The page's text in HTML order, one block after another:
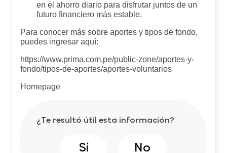
en el ahorro diario para disfrutar juntos de un
futuro financiero más estable.
Para conocer más sobre aportes y tipos de fondo,
puedes ingresar aquí:
https://www.prima.com.pe/public-zone/aportes-y-
fondo/tipos-de-aportes/aportes-voluntarios
Homepage
¿Te resultó útil esta información?
Sí No